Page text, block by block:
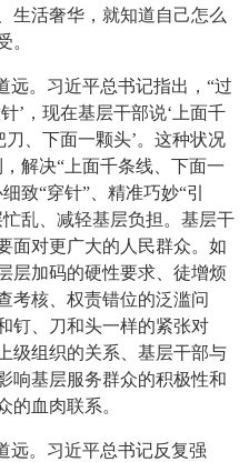
生活奢华，就知道自己怎么
。
远。习近平总书记指出，“过
’，现在基层干部说‘上面千
刀、下面一颗头’。这种状况
解决“上面千条线、下面一
致“穿针”、精准巧妙“引
乱、减轻基层负担。基层干
面对更广大的人民群众。如
层加码的硬性要求、徒增烦
考核、权责错位的泛滥问
钉、刀和头一样的紧张对
级组织的关系、基层干部与
响基层服务群众的积极性和
的血肉联系。
远。习近平总书记反复强